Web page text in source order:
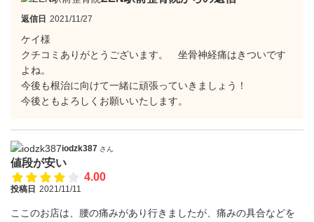
返信日 2021/11/27
ケイ様
クチコミありがとうございます。 坐骨神経痛はきついです
よね。
今後も根治に向けて一緒に頑張っていきましょう！
今後ともよろしくお願いいたします。
iodzk387 さん
値段が安い
4.00
投稿日 2021/11/11
ここのお店は、腰の痛みがあり行きましたが、痛みの具合などを